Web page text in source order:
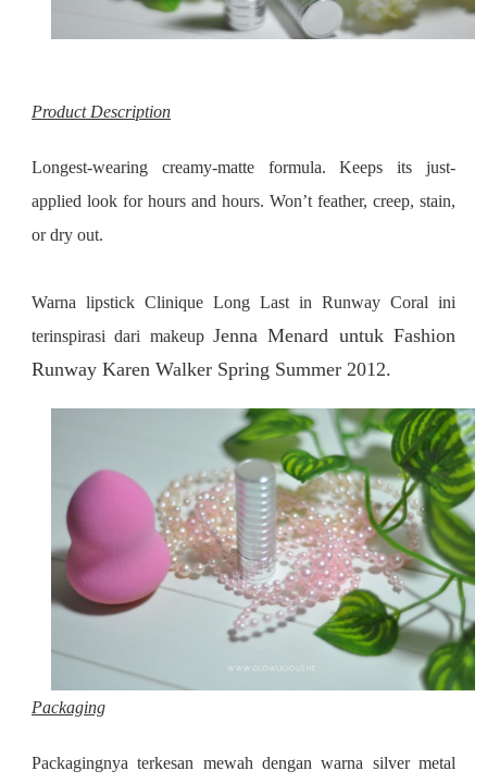
Product Description
Longest-wearing creamy-matte formula. Keeps its just-
applied look for hours and hours. Won’t feather, creep, stain,
or dry out.
Warna lipstick Clinique Long Last in Runway Coral ini
terinspirasi dari makeupJenna Menard untukFashion
Runway Karen Walker Spring Summer 2012.
Packaging
Packagingnya terkesan mewah dengan warna silver metal